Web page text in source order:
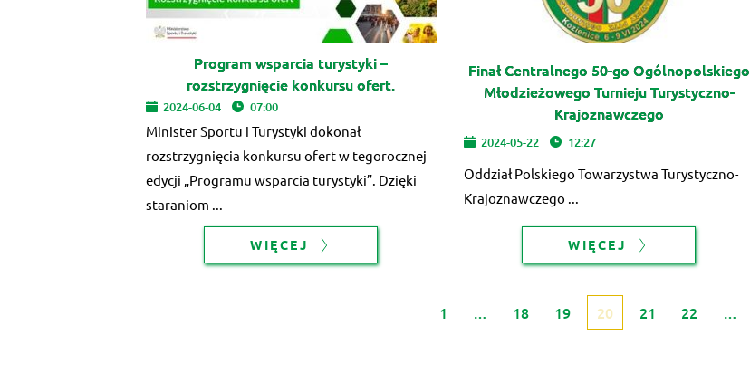
Program wsparcia turystyki –
rozstrzygnięcie konkursu ofert.
2024-06-04 07:00
Minister Sportu i Turystyki dokonał
rozstrzygnięcia konkursu ofert w tegorocznej
edycji „Programu wsparcia turystyki”. Dzięki
staraniom ...
WIĘCEJ
Finał Centralnego 50-go Ogólnopolskiego
Młodzieżowego Turnieju Turystyczno-
Krajoznawczego
2024-05-22 12:27
Oddział Polskiego Towarzystwa Turystyczno-
Krajoznawczego ...
WIĘCEJ
1 … 18 19 20 21 22 …